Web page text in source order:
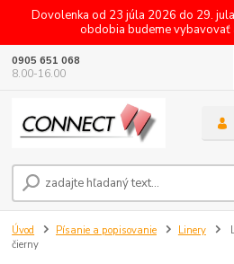
Dovolenka od 23 júla 2026 do 29.
obdobia budeme vybavovať
0905 651 068
8.00-16.00
Úvod Písanie a popisovanie Linery
čierny